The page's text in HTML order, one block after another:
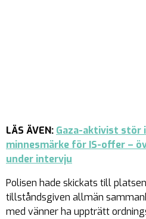
LÄS ÄVEN: Gaza-aktivist stör
minnesmärke för IS-offer –
under intervju
Polisen hade skickats till
tillståndsgiven allmän
med vänner ha uppträtt